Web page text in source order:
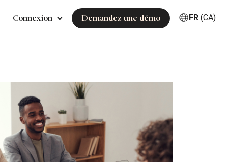
Connexion Demandez une démo FR (CA)